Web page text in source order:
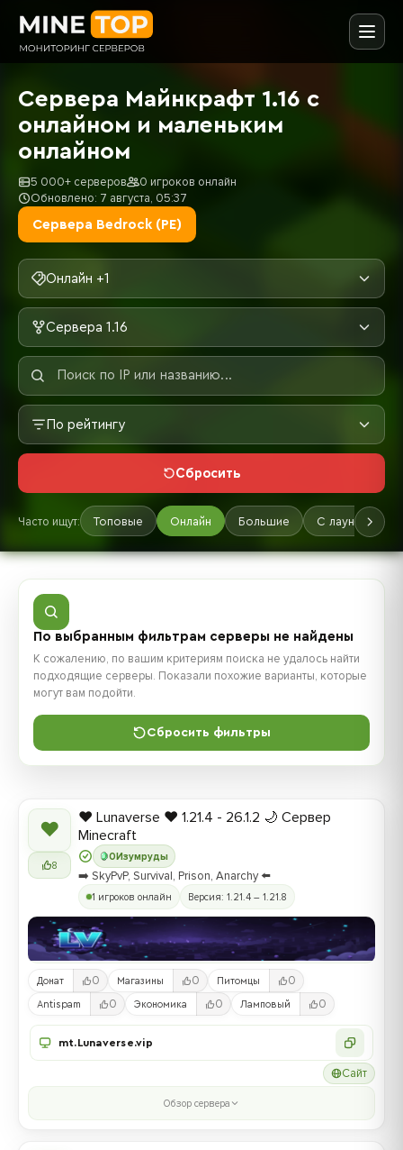
Сервера Майнкрафт 1.16 с
онлайном и маленьким
онлайном
5 000+ серверов
0 игроков онлайн
Обновлено: 7 августа, 05:37
Сервера Bedrock (PE)
Онлайн +1
Сервера 1.16
По рейтингу
Сбросить
Часто ищут: Топовые Онлайн Большие С лаунчером
По выбранным фильтрам серверы не найдены
К сожалению, по вашим критериям поиска не удалось найти
подходящие серверы. Показали похожие варианты, которые
могут вам подойти.
Сбросить фильтры
❤
8
0Изумруды
❤️ Lunaverse ❤️ 1.21.4 - 26.1.2 🌙 Сервер
Minecraft
➡️ SkyPvP, Survival, Prison, Anarchy ⬅️
1 игроков онлайн Версия: 1.21.4 – 1.21.8
Донат 0 Магазины 0 Питомцы 0
Antispam 0 Экономика 0 Ламповый 0
mt.Lunaverse.vip
Сайт
Обзор сервера